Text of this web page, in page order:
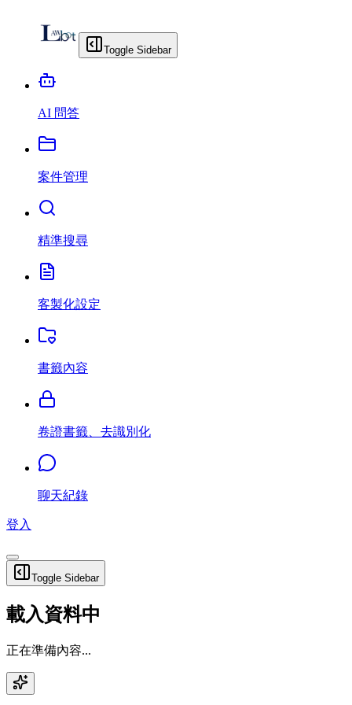
Toggle Sidebar
AI 問答
案件管理
精準搜尋
客製化設定
書籤內容
卷證書籤、去識別化
聊天紀錄
登入
Toggle Sidebar
載入資料中
正在準備內容...